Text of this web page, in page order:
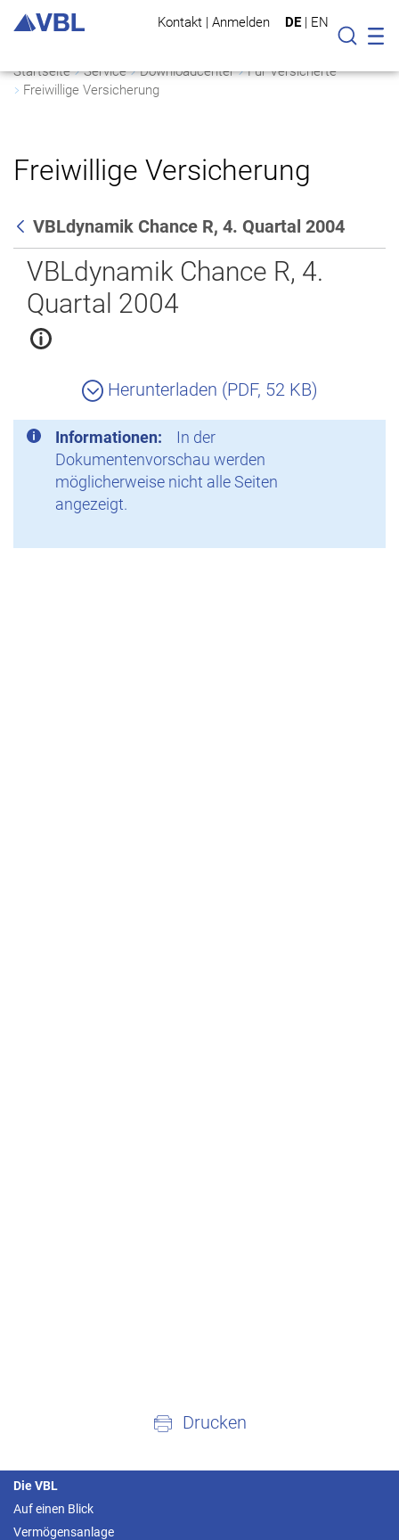
Kontakt | Anmelden DE | EN
Suche
Startseite Service Downloadcenter
Für Versicherte
Freiwillige Versicherung
Freiwillige Versicherung
Zurück
VBLdynamik Chance R, 4. Quartal 2004
VBLdynamik Chance R, 4.
Quartal 2004
Herunterladen (PDF, 52 KB)
Informationen:
In der
Dokumentenvorschau werden
möglicherweise nicht alle Seiten
angezeigt.
Drucken
Die VBL
Auf einen Blick
Vermögensanlage